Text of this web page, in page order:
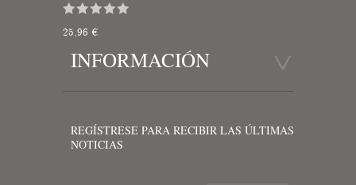
25,96 €
INFORMACIÓN
REGÍSTRESE PARA RECIBIR LAS ÚLTIMAS
NOTICIAS